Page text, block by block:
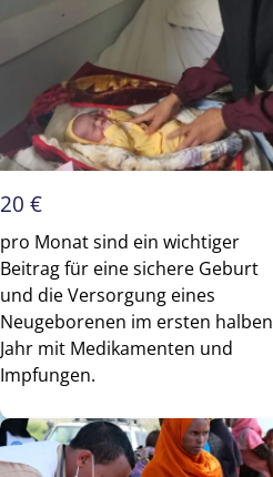
20 €
pro Monat sind ein wichtiger
Beitrag für eine sichere Geburt
und die Versorgung eines
Neugeborenen im ersten halben
Jahr mit Medikamenten und
Impfungen.